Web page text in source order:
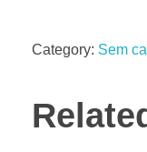
Category: Sem